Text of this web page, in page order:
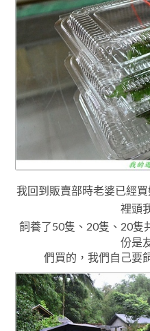
我回到販賣部時老婆已經
裡頭
飼養了50隻 、 20隻 、 20隻
份是
們買的 ，我們自己要